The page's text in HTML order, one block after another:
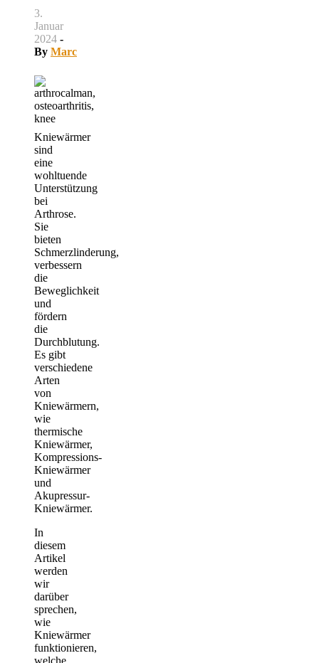
3.
Januar
2024 -
By Marc
Kniewärmer
sind
eine
wohltuende
Unterstützung
bei
Arthrose.
Sie
bieten
Schmerzlinderung,
verbessern
die
Beweglichkeit
und
fördern
die
Durchblutung.
Es gibt
verschiedene
Arten
von
Kniewärmern,
wie
thermische
Kniewärmer,
Kompressions-
Kniewärmer
und
Akupressur-
Kniewärmer.
In
diesem
Artikel
werden
wir
darüber
sprechen,
wie
Kniewärmer
funktionieren,
welche